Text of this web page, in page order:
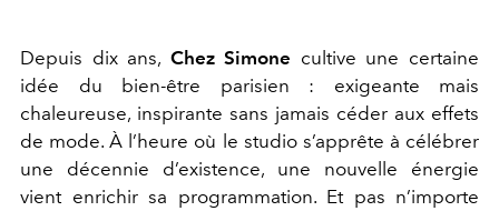
Depuis dix ans, Chez Simone cultive une certaine
idée du bien-être parisien : exigeante mais
chaleureuse, inspirante sans jamais céder aux effets
de mode. À l’heure où le studio s’apprête à célébrer
une décennie d’existence, une nouvelle énergie
vient enrichir sa programmation. Et pas n’importe